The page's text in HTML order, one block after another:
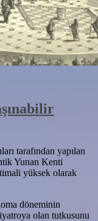
tarafından yapılan
Yunan Kenti
yüksek olarak
döneminin
olan tutkusunu